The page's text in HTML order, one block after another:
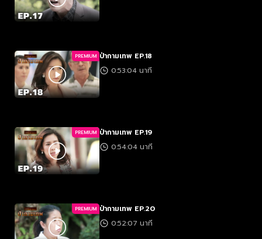
PREMIUM ป่ากามเทพ EP.18
0:53:04 นาที
PREMIUM ป่ากามเทพ EP.19
0:54:04 นาที
PREMIUM ป่ากามเทพ EP.20
0:52:07 นาที